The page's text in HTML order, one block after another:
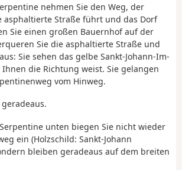
nehmen Sie den Weg, der
asphaltierte Straße führt und das Dorf
Sie einen großen Bauernhof auf der
Sie die asphaltierte Straße und
Sie sehen das gelbe Sankt-Johann-Im-
Ihnen die Richtung weist. Sie gelangen
vom Hinweg.
unten biegen Sie nicht wieder
ein (Holzschild: Sankt-Johann
bleiben geradeaus auf dem breiten